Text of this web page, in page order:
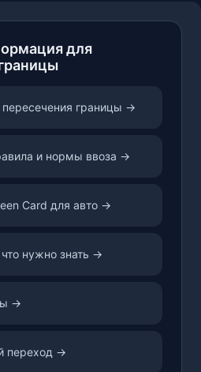
для
границы →
и нормы ввоза →
Card для авто →
нужно знать →
→
переход →